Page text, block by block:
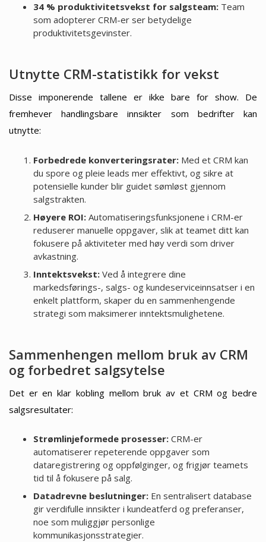
34 % produktivitetsvekst for salgsteam:Team
som adopterer CRM-er ser betydelige
produktivitetsgevinster.
Utnytte CRM-statistikk for vekst
Disse imponerende tallene er ikke bare for show. De
fremhever handlingsbare innsikter som bedrifter kan
utnytte:
Forbedrede konverteringsrater:Med et CRM kan
du spore og pleie leads mer effektivt, og sikre at
potensielle kunder blir guidet sømløst gjennom
salgstrakten.
Høyere ROI:Automatiseringsfunksjonene i CRM-er
reduserer manuelle oppgaver, slik at teamet ditt kan
fokusere på aktiviteter med høy verdi som driver
avkastning.
Inntektsvekst:Ved å integrere dine
markedsførings-, salgs- og kundeserviceinnsatser i en
enkelt plattform, skaper du en sammenhengende
strategi som maksimerer inntektsmulighetene.
Sammenhengen mellom bruk av CRM
og forbedret salgsytelse
Det er en klar kobling mellom bruk av et CRM og bedre
salgsresultater:
Strømlinjeformede prosesser:CRM-er
automatiserer repeterende oppgaver som
dataregistrering og oppfølginger, og frigjør teamets
tid til å fokusere på salg.
Datadrevne beslutninger:En sentralisert database
gir verdifulle innsikter i kundeatferd og preferanser,
noe som muliggjør personlige
kommunikasjonsstrategier.